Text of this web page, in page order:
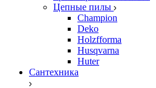
Цепные пилы
Champion
Deko
Holzfforma
Husqvarna
Huter
Сантехника